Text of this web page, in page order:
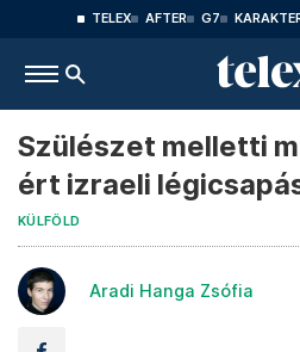
TELEX AFTER G7
Szülészet melletti
ért izraeli
KÜLFÖLD
Aradi Hanga Zsófia